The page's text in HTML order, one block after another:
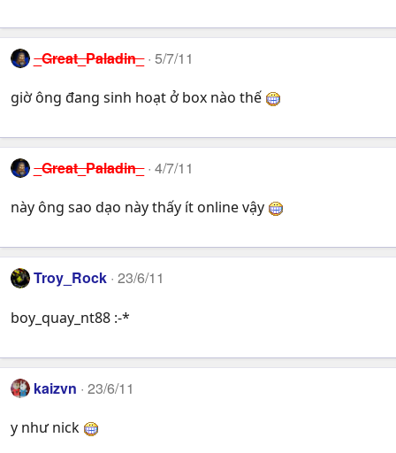
_Great_Paladin_ 5/7/11
giờ ông đang sinh hoạt ở box nào thế
_Great_Paladin_ 4/7/11
này ông sao dạo này thấy ít online vậy
Troy_Rock 23/6/11
boy_quay_nt88 :-*
kaizvn 23/6/11
y như nick